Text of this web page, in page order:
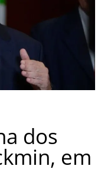
dos
em